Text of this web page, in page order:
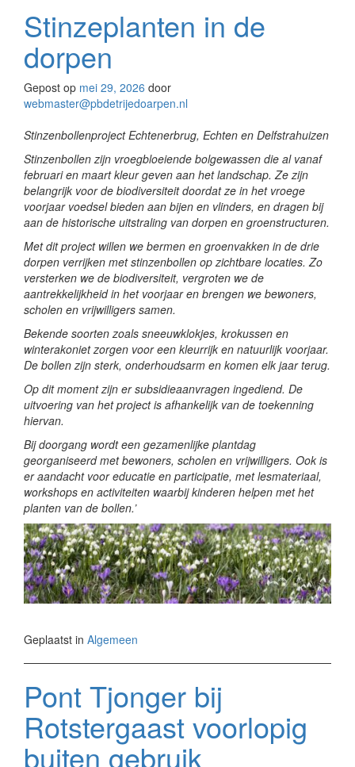
Stinzeplanten in de
dorpen
Gepost op mei 29, 2026 door
webmaster@pbdetrijedoarpen.nl
Stinzenbollenproject Echtenerbrug, Echten en Delfstrahuizen
Stinzenbollen zijn vroegbloeiende bolgewassen die al vanaf
februari en maart kleur geven aan het landschap. Ze zijn
belangrijk voor de biodiversiteit doordat ze in het vroege
voorjaar voedsel bieden aan bijen en vlinders, en dragen bij
aan de historische uitstraling van dorpen en groenstructuren.
Met dit project willen we bermen en groenvakken in de drie
dorpen verrijken met stinzenbollen op zichtbare locaties. Zo
versterken we de biodiversiteit, vergroten we de
aantrekkelijkheid in het voorjaar en brengen we bewoners,
scholen en vrijwilligers samen.
Bekende soorten zoals sneeuwklokjes, krokussen en
winterakoniet zorgen voor een kleurrijk en natuurlijk voorjaar.
De bollen zijn sterk, onderhoudsarm en komen elk jaar terug.
Op dit moment zijn er subsidieaanvragen ingediend. De
uitvoering van het project is afhankelijk van de toekenning
hiervan.
Bij doorgang wordt een gezamenlijke plantdag
georganiseerd met bewoners, scholen en vrijwilligers. Ook is
er aandacht voor educatie en participatie, met lesmateriaal,
workshops en activiteiten waarbij kinderen helpen met het
planten van de bollen.’
Geplaatst in Algemeen
Pont Tjonger bij
Rotstergaast voorlopig
buiten gebruik